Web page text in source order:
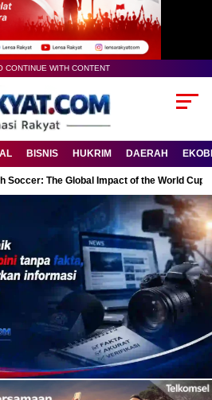
CONTINUE WITH CONTENT
BISNIS HUKRIM DAERAH
Soccer: The Global Impact of the World Cup